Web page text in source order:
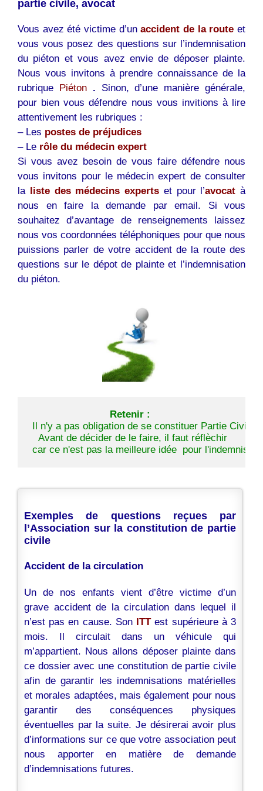
partie civile, avocat
Vous avez été victime d’unaccident de la route et
vous vous posez des questions sur l’indemnisation
du piéton et vous avez envie de déposer plainte.
Nous vous invitons à prendre connaissance de la
rubrique Piéton . Sinon, d’une manière générale,
pour bien vous défendre nous vous invitions à lire
attentivement les rubriques :
– Les postes de préjudices
– Le rôle du médecin expert
Si vous avez besoin de vous faire défendre nous
vous invitons pour le médecin expert de consulter
laliste des médecins experts et pour l’avocat à
nous en faire la demande par email. Si vous
souhaitez d’avantage de renseignements laissez
nous vos coordonnées téléphoniques pour que nous
puissions parler de votre accident de la route des
questions sur le dépot de plainte et l’indemnisation
du piéton.
Retenir :
Avant de décider de le faire, il faut réflèchir
car ce n'est pas la meilleure idée
Exemples de questions reçues par
l’Association sur la constitution de partie
civile
Accident de la circulation
Un de nos enfants vient d’être victime d’un
grave accident de la circulation dans lequel il
n’est pas en cause. SonITTest supérieure à 3
mois. Il circulait dans un véhicule qui
m’appartient. Nous allons déposer plainte dans
ce dossier avec une constitution de partie civile
afin de garantir les indemnisations matérielles
et morales adaptées, mais également pour nous
garantir des conséquences physiques
éventuelles par la suite. Je désirerai avoir plus
d’informations sur ce que votre association peut
nous apporter en matière de demande
d’indemnisations futures.